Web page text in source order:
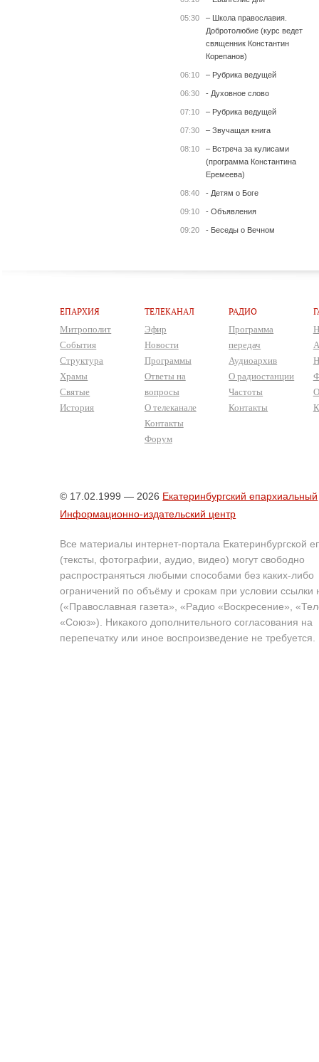
05:30
– Школа православия.
Добротолюбие (курс ведет
священник Константин
Корепанов)
06:10 – Рубрика ведущей
06:30 - Духовное слово
07:10 – Рубрика ведущей
07:30 – Звучащая книга
08:10
– Встреча за кулисами
(программа Константина
Еремеева)
08:40 - Детям о Боге
09:10 - Объявления
09:20 - Беседы о Вечном
ЕПАРХИЯ
Митрополит
События
Структура
Храмы
Святые
История
ТЕЛЕКАНАЛ
Эфир
Новости
Программы
Ответы на
вопросы
О телеканале
Контакты
Форум
РАДИО
Программа
передач
Аудиоархив
О радиостанции
Частоты
Контакты
© 17.02.1999 — 2026 Екатеринбургский епархиальный
Информационно-издательский центр
Все материалы интернет-портала Екатеринбургской
(тексты, фотографии, аудио, видео) могут свободно
распространяться любыми способами без каких-либо
ограничений по объёму и срокам при условии ссылки
(«Православная газета», «Радио «Воскресение»,
«Союз»). Никакого дополнительного согласования на
перепечатку или иное воспроизведение не требуется.